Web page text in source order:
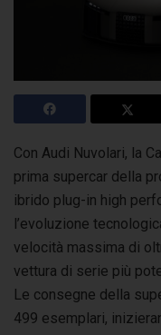
Con Audi Nuvolari, la
prima supercar della
ibrido plug-in high
l’evoluzione
velocità massima di
vettura di serie più
Le consegne della
499 esemplari,